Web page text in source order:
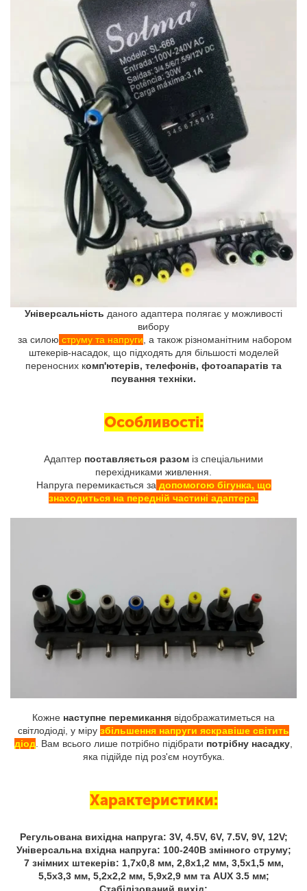
Універсальність даного адаптера полягає у можливості
вибору
за силою струму та напруги , а також різноманітним набором
штекерів-насадок, що підходять для більшості моделей
переносних комп'ютерів, телефонів, фотоапаратів та
псування техніки.
Особливості:
Адаптер поставляється разом із спеціальними
перехідниками живлення.
Напруга перемикається за допомогою бігунка, що
знаходиться на передній частині адаптера.
Кожне наступне перемикання відображатиметься на
світлодіоді, у міру збільшення напруги яскравіше світить
діод . Вам всього лише потрібно підібрати потрібну насадку
яка підійде під роз'єм ноутбука.
Характеристики:
Регульована вихідна напруга: 3V, 4.5V, 6V, 7.5V, 9V, 12V;
Універсальна вхідна напруга: 100-240В змінного струму;
7 знімних штекерів: 1,7х0,8 мм, 2,8х1,2 мм, 3,5х1,5 мм,
5,5х3,3 мм, 5,2х2,2 мм, 5,9х2,9 мм та AUX 3.5 мм;